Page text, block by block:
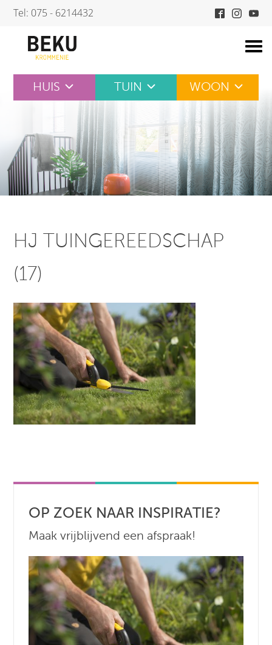
Skip
content
Tel: 075 - 6214432
HUIS TUIN WOON
HJ TUINGEREEDSCHAP
(17)
OP ZOEK NAAR INSPIRATIE?
Maak vrijblijvend een afspraak!